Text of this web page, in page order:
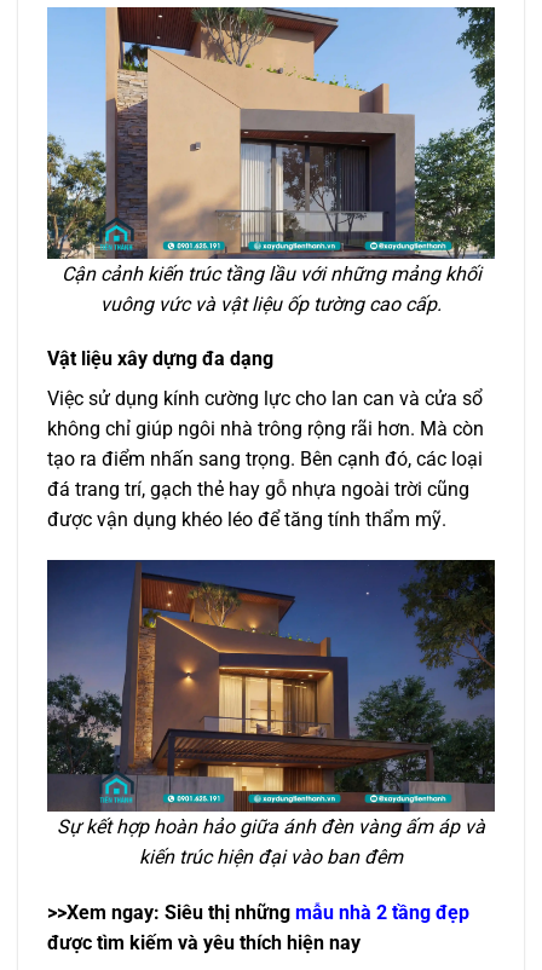
Cận cảnh kiến trúc tầng lầu với những mảng khối
vuông vức và vật liệu ốp tường cao cấp.
Vật liệu xây dựng đa dạng
Việc sử dụng kính cường lực cho lan can và cửa sổ
không chỉ giúp ngôi nhà trông rộng rãi hơn. Mà còn
tạo ra điểm nhấn sang trọng. Bên cạnh đó, các loại
đá trang trí, gạch thẻ hay gỗ nhựa ngoài trời cũng
được vận dụng khéo léo để tăng tính thẩm mỹ.
Sự kết hợp hoàn hảo giữa ánh đèn vàng ấm áp và
kiến trúc hiện đại vào ban đêm
>>Xem ngay: Siêu thị những mẫu nhà 2 tầng đẹp
được tìm kiếm và yêu thích hiện nay